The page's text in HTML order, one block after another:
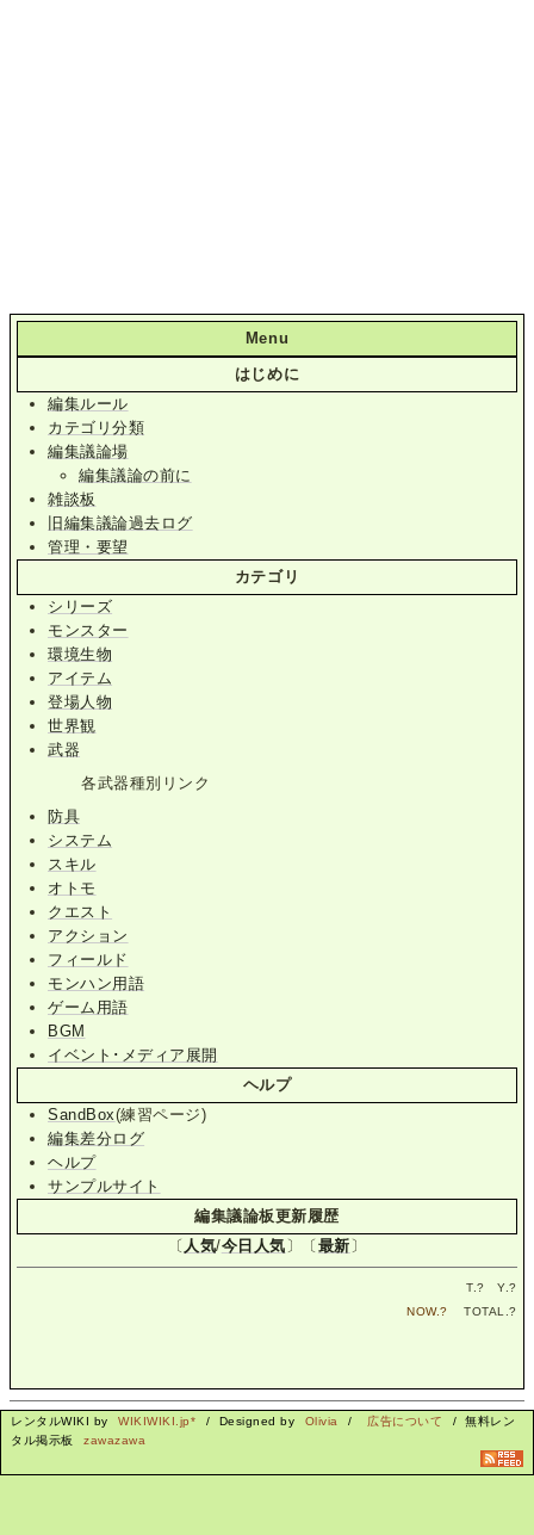
Menu
はじめに
編集ルール
カテゴリ分類
編集議論場
編集議論の前に
雑談板
旧編集議論過去ログ
管理・要望
カテゴリ
シリーズ
モンスター
環境生物
アイテム
登場人物
世界観
武器
各武器種別リンク
防具
システム
スキル
オトモ
クエスト
アクション
フィールド
モンハン用語
ゲーム用語
BGM
イベント･メディア展開
ヘルプ
SandBox(練習ページ)
編集差分ログ
ヘルプ
サンプルサイト
編集議論板更新履歴
〔 人気/今日人気 〕〔 最新 〕
T.? Y.?
NOW.? TOTAL.?
レンタルWIKI by WIKIWIKI.jp* / Designed by Olivia / 広告について
/ 無料レン
タル掲示板
zawazawa